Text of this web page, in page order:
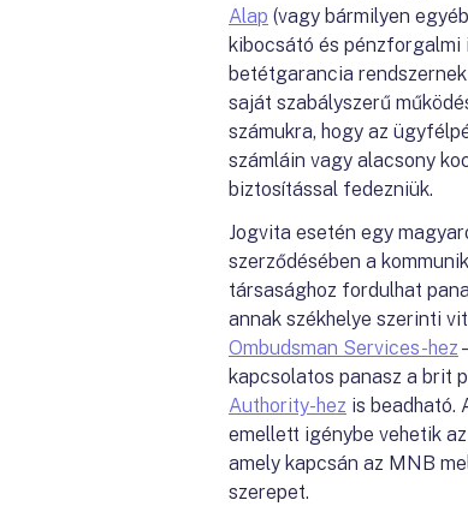
Alap (vagy bármilyen
kibocsátó és
betétgarancia
saját szabályszerű
számukra, hogy az
számláin vagy alacsony
biztosítással fedezniük.
Jogvita esetén egy
szerződésében a
társasághoz fordulhat
annak székhelye szerinti
Ombudsman Services-hez
kapcsolatos panasz a brit
Authority-hez is beadható.
emellett igénybe vehetik
amely kapcsán az MNB
szerepet.